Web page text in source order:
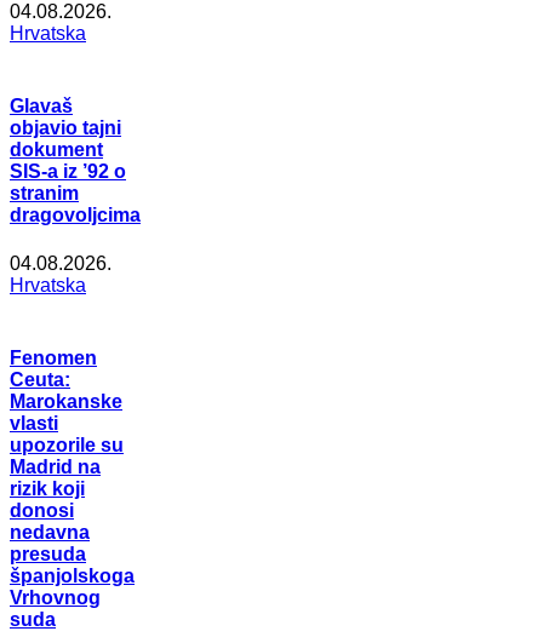
04.08.2026.
Hrvatska
Glavaš
objavio tajni
dokument
SIS-a iz ’92 o
stranim
dragovoljcima
04.08.2026.
Hrvatska
Fenomen
Ceuta:
Marokanske
vlasti
upozorile su
Madrid na
rizik koji
donosi
nedavna
presuda
španjolskoga
Vrhovnog
suda